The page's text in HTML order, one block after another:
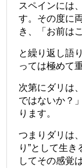
スペインには
す。その度に
き、「お前は
と繰り返し語
っては極めて
次第にダリは
ではないか？
ります。
つまりダリは
り”として生
してその感覚